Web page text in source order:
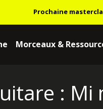
Prochaine
Morceaux &
: Mi